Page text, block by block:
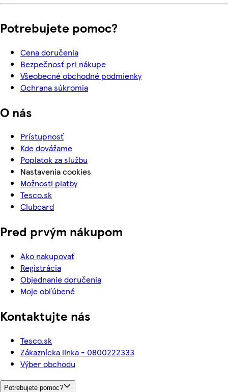
Potrebujete pomoc?
Cena doručenia
Bezpečnosť pri nákupe
Všeobecné obchodné podmienky
Ochrana súkromia
O nás
Prístupnosť
Kde dovážame
Poplatok za službu
Nastavenia cookies
Možnosti platby
Tesco.sk
Clubcard
Pred prvým nákupom
Ako nakupovať
Registrácia
Objednanie doručenia
Moje obľúbené
Kontaktujte nás
Tesco.sk
Zákaznícka linka - 0800222333
Výber obchodu
Potrebujete pomoc?